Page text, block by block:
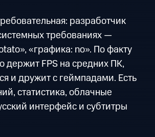
разработчик
требованиях —
«графика: no». По факту
держит FPS на средних ПК,
и дружит с геймпадами. Есть
статистика, облачные
интерфейс и субтитры